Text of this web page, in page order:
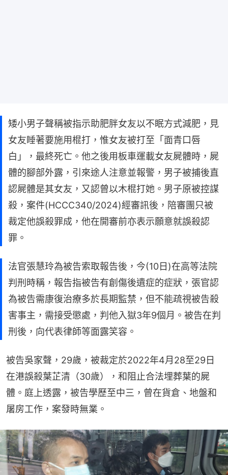
矮小男子聲稱被指示助肥胖女友以不眠方式減肥，見
女友睡著要施用棍打，惟女友被打至「面青口唇
白」，最終死亡。他之後用板車運載女友屍體時，屍
體的腳部外露，引來途人注意並報警，男子被捕後直
認屍體是其女友，又認曾以木棍打她。男子原被控謀
殺，案件(HCCC340/2024)經審訊後，陪審團只被
裁定他誤殺罪成，他在開審前亦表示願意就誤殺認
罪。
法官張慧玲為被告索取報告後，今(10日)在高等法院
判刑時稱，報告指被告有創傷後遺症的症狀，張官認
為被告需康復治療多於長期監禁，但不能疏視被告殺
害事主，需接受懲處，判他入獄3年9個月。被告在判
刑後，向代表律師等面露笑容。
被告吳家聲，29歲，被裁定於2022年4月28至29日
在港誤殺葉芷清（30歲），和阻止合法埋葬葉的屍
體。庭上透露，被告學歷至中三，曾在貨倉、地盤和
屠房工作，案發時無業。